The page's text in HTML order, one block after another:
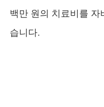
백만 원의 치료비를 자
습니다.